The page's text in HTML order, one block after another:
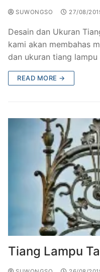
Ranjang Besi
Tiang Lampu PJU
Pengecoran
Alat Fitness
SUWONGSO 27/08/
Desain dan Ukuran
kami akan membahas
dan ukuran tiang
READ MORE →
Tiang Lampu